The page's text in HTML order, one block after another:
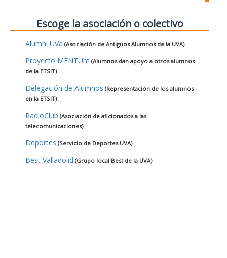
Escoge la asociación o colectivo
Alumni UVa (Asociación de Antiguos Alumnos de la UVA)
Proyecto MENTUm (Alumnos dan apoyo a otros alumnos
de la ETSIT)
Delegación de Alumnos (Representación de los alumnos
en la ETSIT)
RadioClub (Asociación de aficionados a las
telecomunicaciones)
Deportes (Servicio de Deportes UVA)
Best Valladolid (Grupo local Best de la UVA)